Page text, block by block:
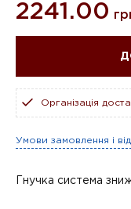
2241.00
Організація
Гнучка система
Умови замовлення і